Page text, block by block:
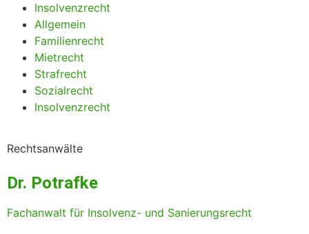
Insolvenzrecht
Allgemein
Familienrecht
Mietrecht
Strafrecht
Sozialrecht
Insolvenzrecht
Rechtsanwälte
Dr. Potrafke
Fachanwalt für Insolvenz- und Sanierungsrecht